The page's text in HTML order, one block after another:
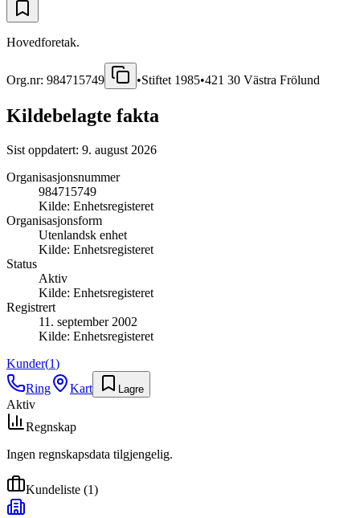
Hovedforetak.
Org.nr: 984715749 •Stiftet 1985•421 30 Västra Frölund
Kildebelagte fakta
Sist oppdatert: 9. august 2026
Organisasjonsnummer
984715749
Kilde: Enhetsregisteret
Organisasjonsform
Utenlandsk enhet
Kilde: Enhetsregisteret
Status
Aktiv
Kilde: Enhetsregisteret
Registrert
11. september 2002
Kilde: Enhetsregisteret
Kunder(1)
Ring
Kart Lagre
Aktiv
Regnskap
Ingen regnskapsdata tilgjengelig.
Kundeliste (1)